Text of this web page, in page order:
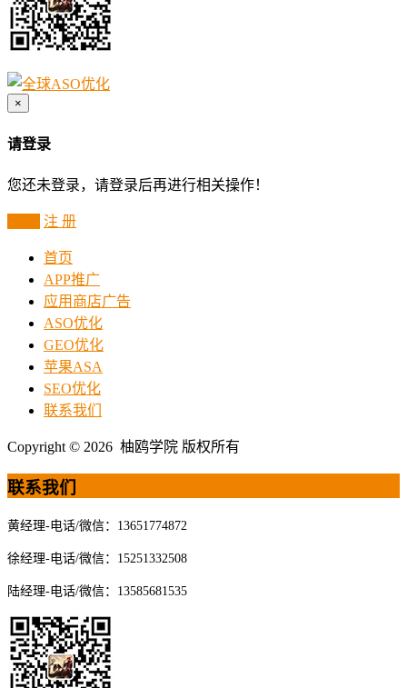
×
请登录
您还未登录，请登录后再进行相关操作！
注 册
首页
APP推广
应用商店广告
ASO优化
GEO优化
苹果ASA
SEO优化
联系我们
Copyright © 2026 柚鸥学院 版权所有
联系我们
黄经理-电话/微信：13651774872
徐经理-电话/微信：15251332508
陆经理-电话/微信：13585681535